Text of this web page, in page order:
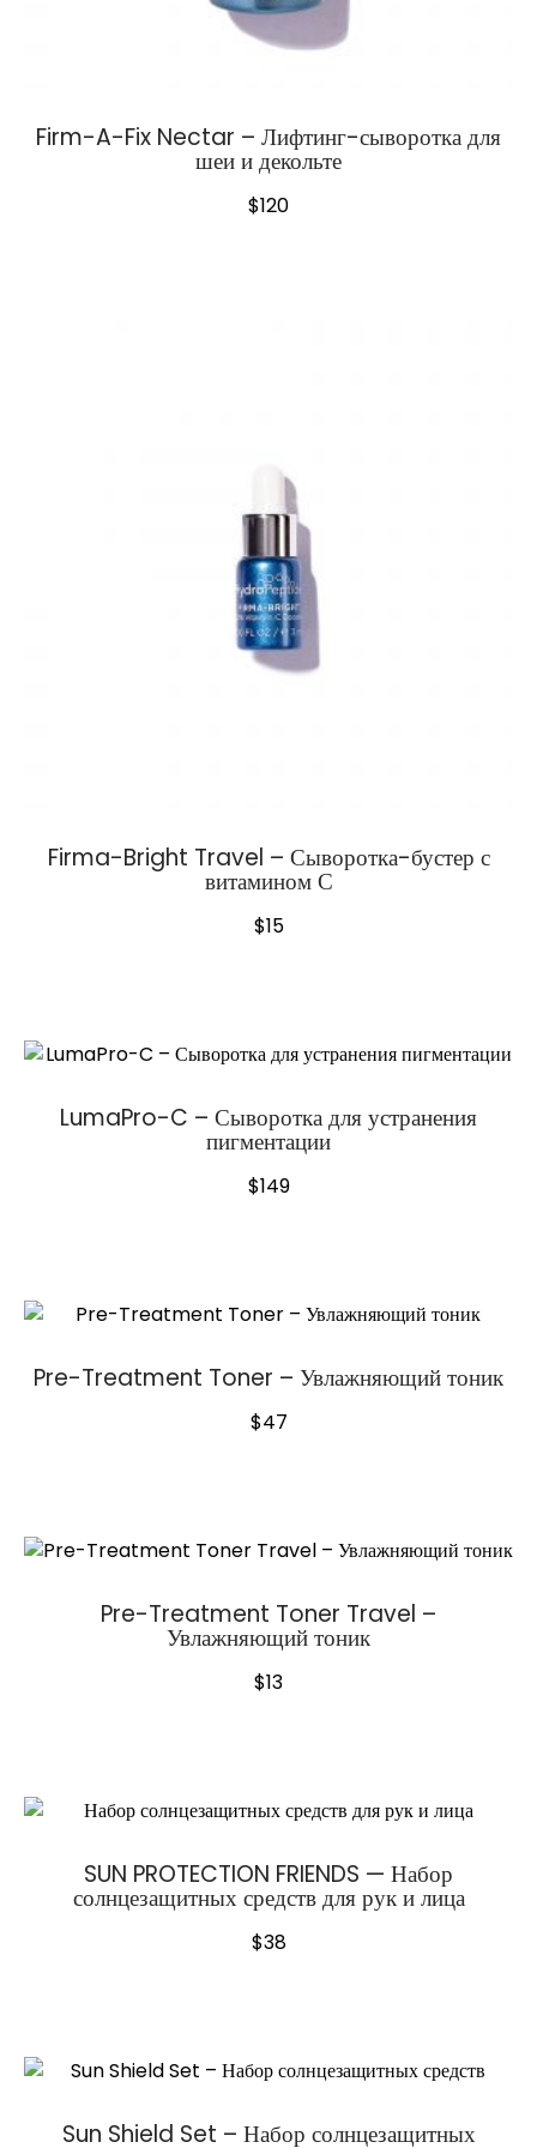
Firm-A-Fix Nectar – Лифтинг-сыворотка для
шеи и декольте
$120
Firma-Bright Travel – Сыворотка-бустер с
витамином С
$15
LumaPro-C – Сыворотка для устранения
пигментации
$149
Pre-Treatment Toner – Увлажняющий тоник
$47
Pre-Treatment Toner Travel –
Увлажняющий тоник
$13
SUN PROTECTION FRIENDS — Набор
солнцезащитных средств для рук и лица
$38
Sun Shield Set – Набор солнцезащитных